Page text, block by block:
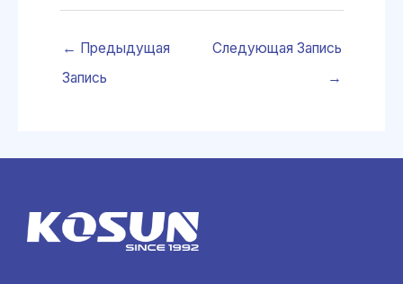
← Предыдущая
Запись
Следующая Запись
→